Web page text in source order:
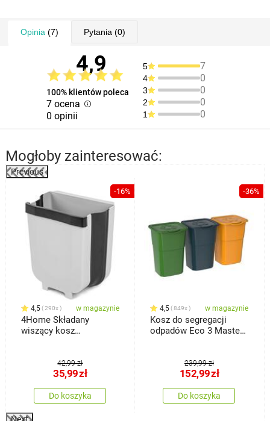
Opinia (7) Pytania (0)
4,9
100% klientów poleca
7 ocena
0 opinii
5 7
4 0
3 0
2 0
1 0
Mogłoby zainteresować:
Previous
-16%
4,5 290x w magazynie
4Home Składany
wiszący kosz
42,99 zł
35,99zł
Do koszyka
-36%
4,5 849x w magazynie
Kosz do segregacji
odpadów Eco 3 Master
239,99 zł
152,99zł
Do koszyka
Next